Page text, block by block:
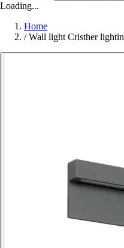
Loading...
Home
/ Wall light Cristher